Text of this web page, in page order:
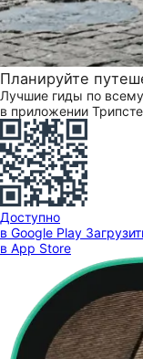
Планируйте
Лучшие гиды по
в приложении
Доступно
в Google Play
в App Store